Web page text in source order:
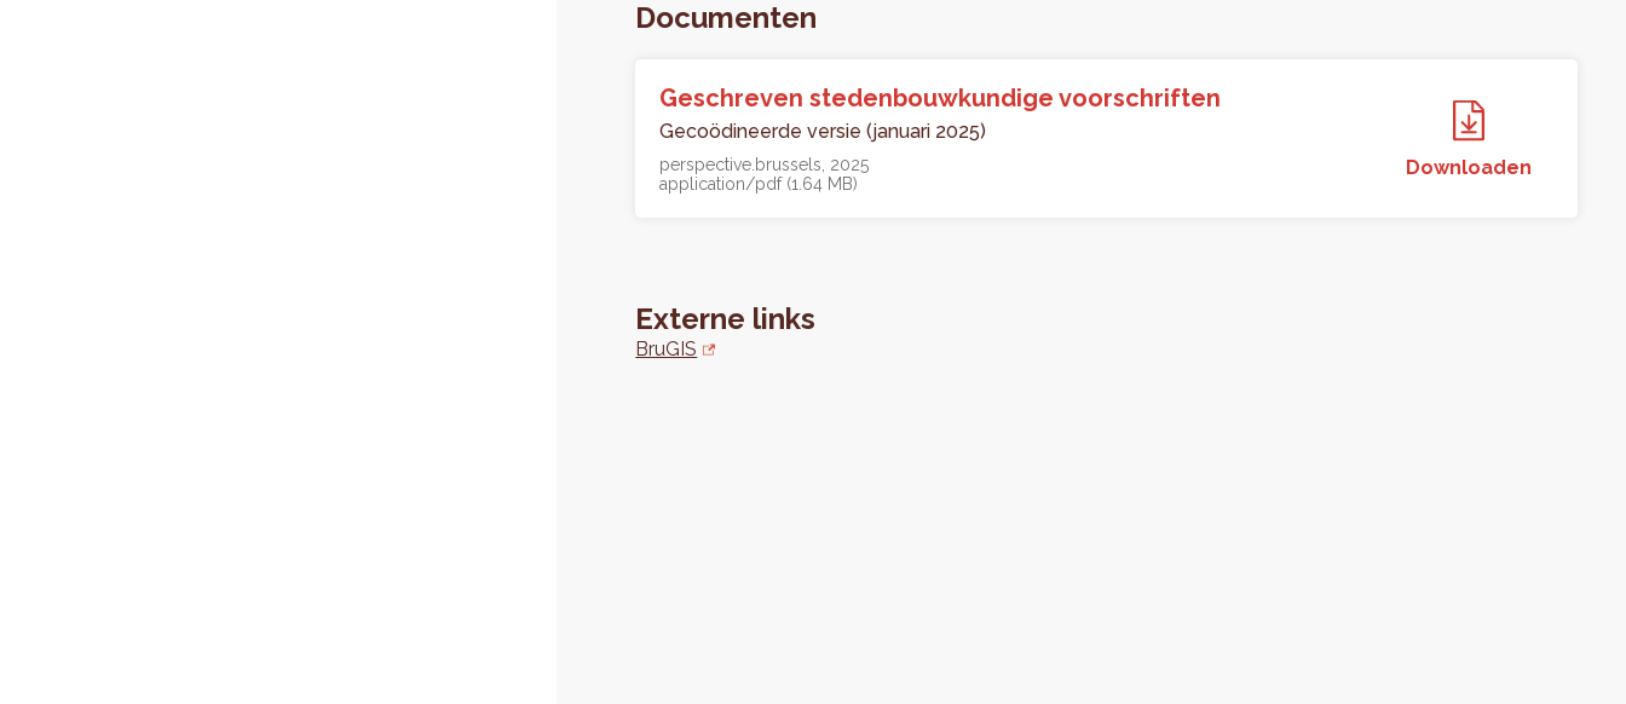
Documenten
Geschreven stedenbouwkundige voorschriften
Gecoödineerde versie (januari 2025)
perspective.brussels 2025
application/pdf (1.64 MB)
Downloaden
Externe links
BruGIS